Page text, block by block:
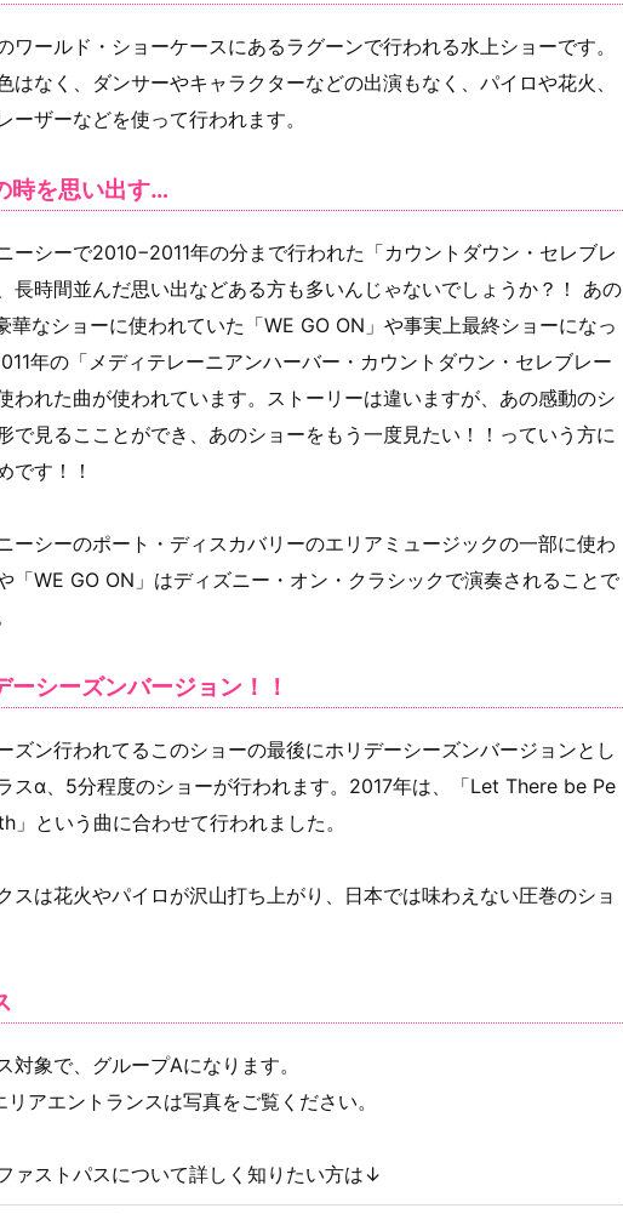
ワールド・ショーケースにあるラグーンで行われる水上ショーです。
はなく、ダンサーやキャラクターなどの出演もなく、パイロや花火、
ーザーなどを使って行われます。
時を思い出す…
ーシーで2010−2011年の分まで行われた「カウントダウン・セレブレ
長時間並んだ思い出などある方も多いんじゃないでしょうか？！ あの
華なショーに使われていた「WE GO ON」や事実上最終ショーになっ
年の「メディテレーニアンハーバー・カウントダウン・セレブレー
われた曲が使われています。ストーリーは違いますが、あの感動のシ
で見るこことができ、あのショーをもう一度見たい！！っていう方に
です！！
ーシーのポート・ディスカバリーのエリアミュージックの一部に使わ
「WE GO ON」はディズニー・オン・クラシックで演奏されることで
ーシーズンバージョン！！
ズン行われてるこのショーの最後にホリデーシーズンバージョンとし
スα、5分程度のショーが行われます。2017年は、「Let There be Pe
」という曲に合わせて行われました。
スは花火やパイロが沢山打ち上がり、日本では味わえない圧巻のショ
対象で、グループAになります。
アエントランスは写真をご覧ください。
ァストパスについて詳しく知りたい方は↓